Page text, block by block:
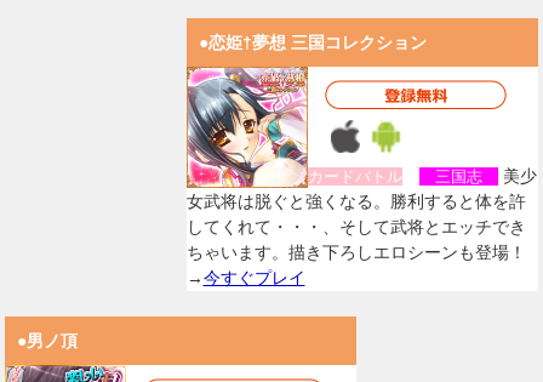
●恋姫†夢想 三国コレクション
カードバトル 三国志
美少
女武将は脱ぐと強くなる。勝利すると体を許
してくれて・・・、そして武将とエッチでき
ちゃいます。描き下ろしエロシーンも登場！
→今すぐプレイ
●男ノ頂